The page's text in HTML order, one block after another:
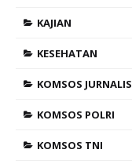
KAJIAN
KESEHATAN
KOMSOS JURNALIS
KOMSOS POLRI
KOMSOS TNI